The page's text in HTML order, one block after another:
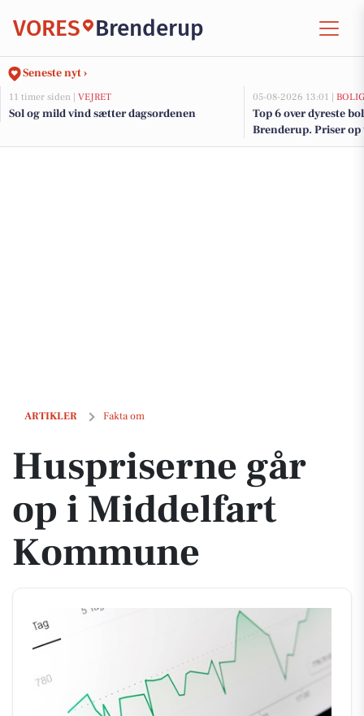
VORES Brenderup
Seneste nyt ›
11 timer siden | VEJRET
Sol og mild vind sætter dagsordenen
05-08-2026 13:01 |
Top 6 over dyreste
Brenderup. Priser
ARTIKLER Fakta om
Huspriserne går op i Middelfart Kommune
Huspriserne går
op i Middelfart
Kommune